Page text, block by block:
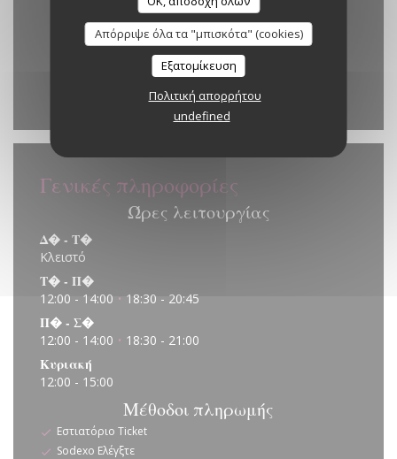
Απόρριψε όλα τα "μπισκότα" (cookies)
Εξατομίκευση
Πολιτική απορρήτου
undefined
Waze Map είναι απενεργοποιημένο.
Γενικές πληροφορίες
Ώρες λειτουργίας
Δ�- Τ�
Κλειστό
Τ�- Π�
12:00 - 14:00 • 18:30 - 20:45
Π�- Σ�
12:00 - 14:00 • 18:30 - 21:00
Κυριακή
12:00 - 15:00
Μέθοδοι πληρωμής
Εστιατόριο Ticket
Sodexo Ελέγξτε